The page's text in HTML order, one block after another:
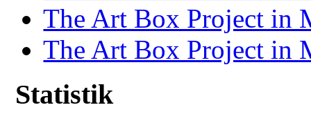
The Art Box Project in
The Art Box Project in
Statistik